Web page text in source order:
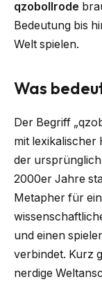
qzobollrode
Bedeutung bis
Welt spielen.
Was
Der Begriff
mit lexikalischer
der
2000er Jahre
Metapher für
und einen
verbindet. Kurz
nerdige